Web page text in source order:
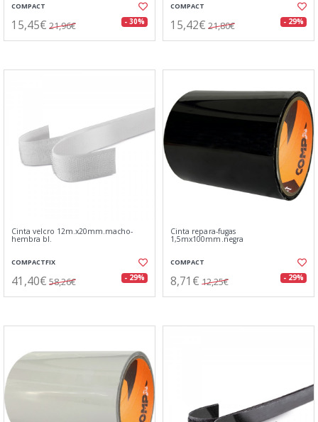
COMPACT
15,45€ 21,96€ - 30%
COMPACT
15,42€ 21,80€ - 29%
Cinta velcro 12m.x20mm.macho-
hembra bl.
COMPACTFIX
41,40€ 58,26€ - 29%
Cinta repara-fugas
1,5mx100mm.negra
COMPACT
8,71€ 12,25€ - 29%